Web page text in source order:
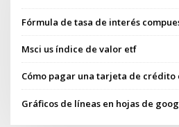
Fórmula de tasa de interés
Msci us índice de valor etf
Cómo pagar una tarjeta de crédito
Gráficos de líneas en hojas de